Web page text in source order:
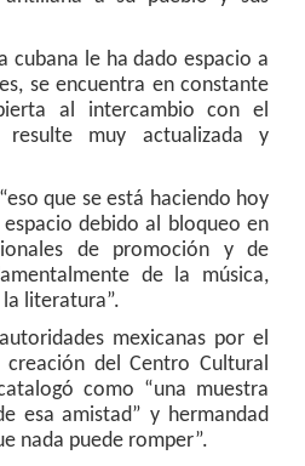
cubana le ha dado espacio a
se encuentra en constante
al intercambio con el
muy actualizada y
que se está haciendo hoy
debido al bloqueo en
de promoción y de
de la música,
literatura”.
mexicanas por el
del Centro Cultural
como “una muestra
esa amistad” y hermandad
nada puede romper”.